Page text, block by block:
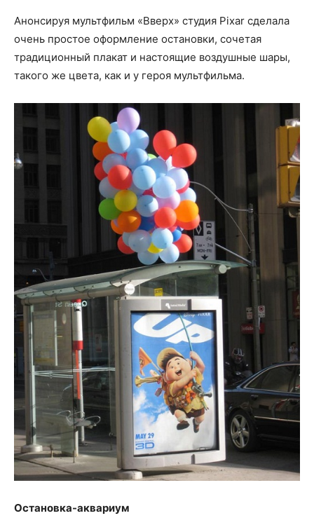
Анонсируя мультфильм «Вверх» студия Pixar сделала
очень простое оформление остановки, сочетая
традиционный плакат и настоящие воздушные шары,
такого же цвета, как и у героя мультфильма.
Остановка-аквариум